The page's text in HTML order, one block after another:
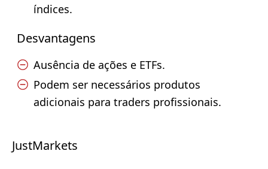
índices.
Desvantagens
Ausência de ações e ETFs.
Podem ser necessários produtos
adicionais para traders profissionais.
JustMarkets